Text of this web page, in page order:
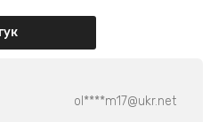
ol****m17@ukr.net